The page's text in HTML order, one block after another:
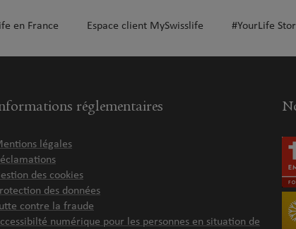
en France Espace client MySwisslife #YourLife
réglementaires
légales
des cookies
des données
contre la fraude
numérique pour les personnes en situation de